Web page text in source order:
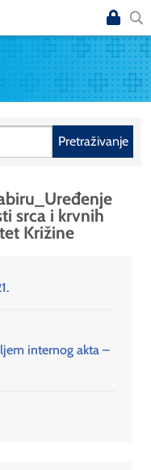
Pretraživanje
srca i krvnih
Križine
internog akta –